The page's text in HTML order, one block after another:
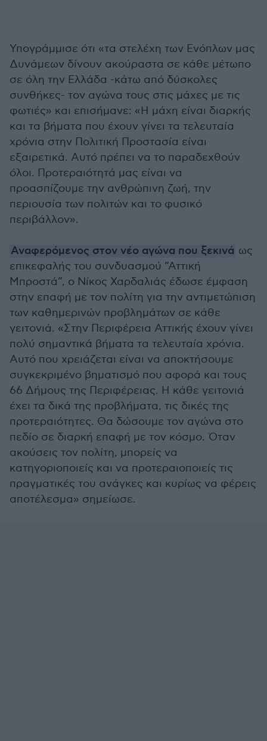
Υπογράμμισε ότι «τα στελέχη των Ενόπλων μας
Δυνάμεων δίνουν ακούραστα σε κάθε μέτωπο
σε όλη την Ελλάδα -κάτω από δύσκολες
συνθήκες- τον αγώνα τους στις μάχες με τις
φωτιές» και επισήμανε: «Η μάχη είναι διαρκής
και τα βήματα που έχουν γίνει τα τελευταία
χρόνια στην Πολιτική Προστασία είναι
εξαιρετικά. Αυτό πρέπει να το παραδεχθούν
όλοι. Προτεραιότητά μας είναι να
προασπίζουμε την ανθρώπινη ζωή, την
περιουσία των πολιτών και το φυσικό
περιβάλλον».
Αναφερόμενος στον νέο αγώνα που ξεκινά ως
επικεφαλής του συνδυασμού ”Αττική
Μπροστά”, ο Νίκος Χαρδαλιάς έδωσε έμφαση
στην επαφή με τον πολίτη για την αντιμετώπιση
των καθημερινών προβλημάτων σε κάθε
γειτονιά. «Στην Περιφέρεια Αττικής έχουν γίνει
πολύ σημαντικά βήματα τα τελευταία χρόνια.
Αυτό που χρειάζεται είναι να αποκτήσουμε
συγκεκριμένο βηματισμό που αφορά και τους
66 Δήμους της Περιφέρειας. Η κάθε γειτονιά
έχει τα δικά της προβλήματα, τις δικές της
προτεραιότητες. Θα δώσουμε τον αγώνα στο
πεδίο σε διαρκή επαφή με τον κόσμο. Όταν
ακούσεις τον πολίτη, μπορείς να
κατηγοριοποιείς και να προτεραιοποιείς τις
πραγματικές του ανάγκες και κυρίως να φέρεις
αποτέλεσμα» σημείωσε.